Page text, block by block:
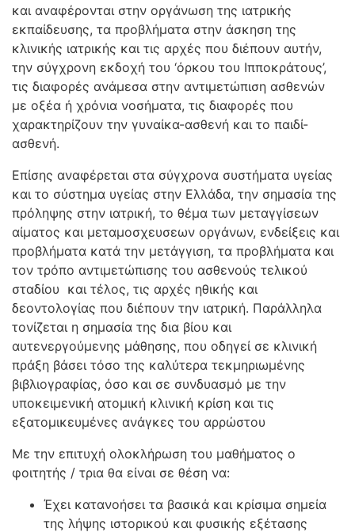
και αναφέρονται στην οργάνωση της ιατρικής
εκπαίδευσης, τα προβλήματα στην άσκηση της
κλινικής ιατρικής και τις αρχές που διέπουν αυτήν,
την σύγχρονη εκδοχή του ‘όρκου του Ιπποκράτους’,
τις διαφορές ανάμεσα στην αντιμετώπιση ασθενών
με οξέα ή χρόνια νοσήματα, τις διαφορές που
χαρακτηρίζουν την γυναίκα-ασθενή και το παιδί-
ασθενή.
Επίσης αναφέρεται στα σύγχρονα συστήματα υγείας
και το σύστημα υγείας στην Ελλάδα, την σημασία της
πρόληψης στην ιατρική, το θέμα των μεταγγίσεων
αίματος και μεταμοσχευσεων οργάνων, ενδείξεις και
προβλήματα κατά την μετάγγιση, τα προβλήματα και
τον τρόπο αντιμετώπισης του ασθενούς τελικού
σταδίου και τέλος, τις αρχές ηθικής και
δεοντολογίας που διέπουν την ιατρική. Παράλληλα
τονίζεται η σημασία της δια βίου και
αυτενεργούμενης μάθησης, που οδηγεί σε κλινική
πράξη βάσει τόσο της καλύτερα τεκμηριωμένης
βιβλιογραφίας, όσο και σε συνδυασμό με την
υποκειμενική ατομική κλινική κρίση και τις
εξατομικευμένες ανάγκες του αρρώστου
Με την επιτυχή ολοκλήρωση του μαθήματος ο
φοιτητής / τρια θα είναι σε θέση να:
Έχει κατανοήσει τα βασικά και κρίσιμα σημεία
της λήψης ιστορικού και φυσικής εξέτασης